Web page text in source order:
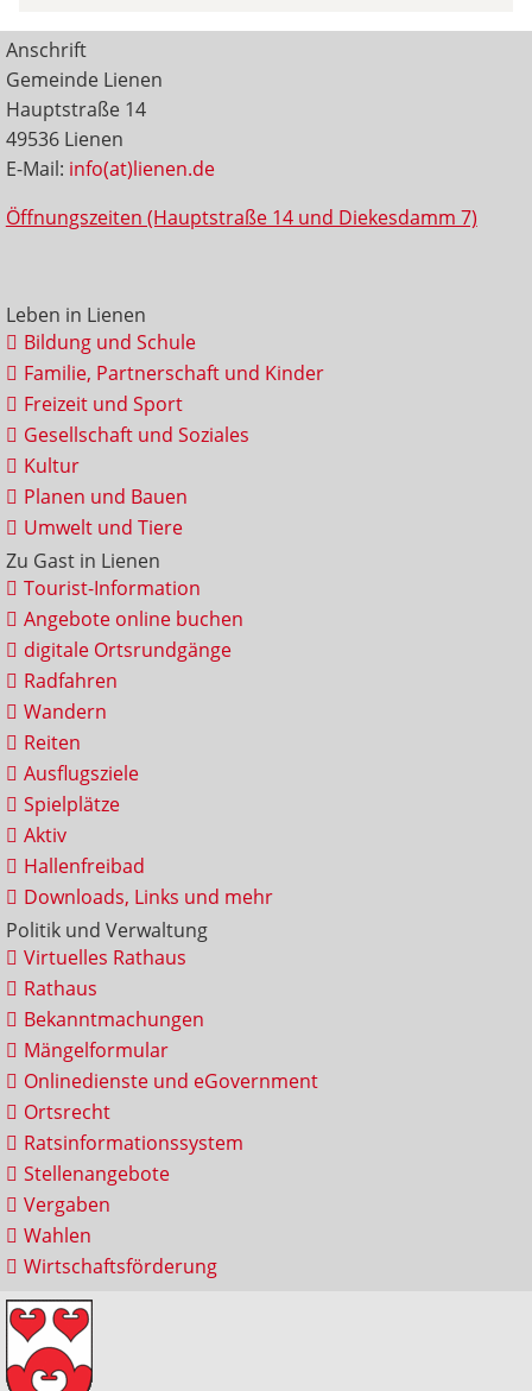
Anschrift
Gemeinde Lienen
Hauptstraße 14
49536 Lienen
E-Mail: info(at)lienen.de
Öffnungszeiten (Hauptstraße 14 und Diekesdamm 7)
Leben in Lienen
Bildung und Schule
Familie, Partnerschaft und Kinder
Freizeit und Sport
Gesellschaft und Soziales
Kultur
Planen und Bauen
Umwelt und Tiere
Zu Gast in Lienen
Tourist-Information
Angebote online buchen
digitale Ortsrundgänge
Radfahren
Wandern
Reiten
Ausflugsziele
Spielplätze
Aktiv
Hallenfreibad
Downloads, Links und mehr
Politik und Verwaltung
Virtuelles Rathaus
Rathaus
Bekanntmachungen
Mängelformular
Onlinedienste und eGovernment
Ortsrecht
Ratsinformationssystem
Stellenangebote
Vergaben
Wahlen
Wirtschaftsförderung